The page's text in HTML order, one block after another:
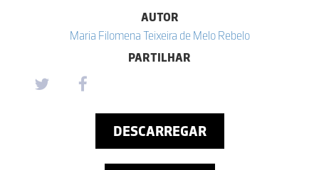
AUTOR
Maria Filomena Teixeira de Melo Rebelo
PARTILHAR
DESCARREGAR